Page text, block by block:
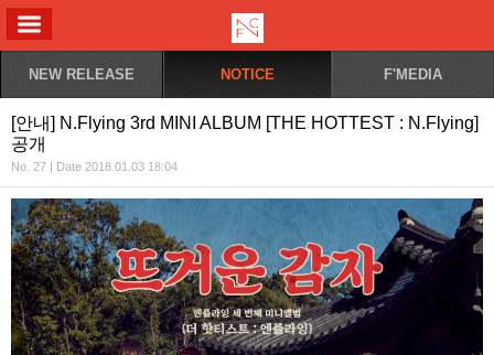
NEW RELEASE NOTICE F'MEDIA
[안내] N.Flying 3rd MINI ALBUM [THE HOTTEST : N.Flying]
공개
No. 27 | Date 2018.01.03 18:04